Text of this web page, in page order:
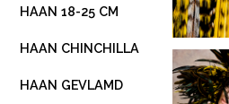
HAAN 18-25 CM
HAAN CHINCHILLA
HAAN GEVLAMD